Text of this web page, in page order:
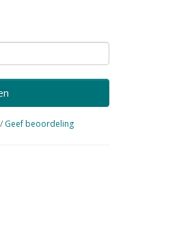
/ Geef beoordeling